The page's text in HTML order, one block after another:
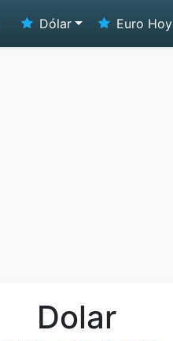
Dólar Euro Hoy
Dolar